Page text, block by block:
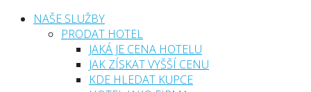
NAŠE SLUŽBY
PRODAT HOTEL
JAKÁ JE CENA HOTELU
JAK ZÍSKAT VYŠŠÍ CENU
KDE HLEDAT KUPCE